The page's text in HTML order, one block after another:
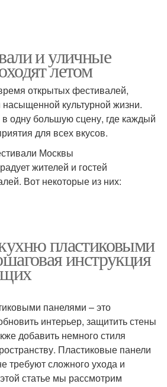
и уличные
летом
открытых фестивалей,
культурной жизни.
одну большую сцену, где каждый
для всех вкусов.
Москвы
жителей и гостей
Вот некоторые из них:
пластиковыми
инструкция
панелями – это
интерьер, защитить стены
добавить немного стиля
Пластиковые панели
требуют сложного ухода и
статье мы рассмотрим